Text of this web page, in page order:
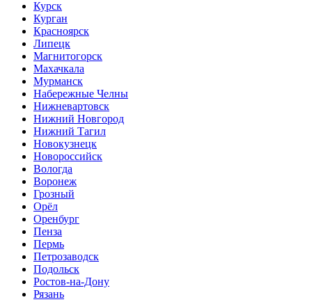
Курск
Курган
Красноярск
Липецк
Магнитогорск
Махачкала
Мурманск
Набережные Челны
Нижневартовск
Нижний Новгород
Нижний Тагил
Новокузнецк
Новороссийск
Вологда
Воронеж
Грозный
Орёл
Оренбург
Пенза
Пермь
Петрозаводск
Подольск
Ростов-на-Дону
Рязань